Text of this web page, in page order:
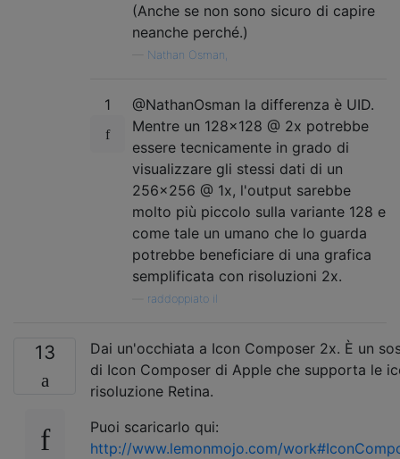
(Anche se non sono sicuro di capire
neanche perché.)
Nathan Osman,
1
@NathanOsman la differenza è UID.
Mentre un 128x128 @ 2x potrebbe
essere tecnicamente in grado di
visualizzare gli stessi dati di un
256x256 @ 1x, l'output sarebbe
molto più piccolo sulla variante 128 e
come tale un umano che lo guarda
potrebbe beneficiare di una grafica
semplificata con risoluzioni 2x.
raddoppiato il
13
Dai un'occhiata a Icon Composer 2x. È un
di Icon Composer di Apple che supporta le
risoluzione Retina.
Puoi scaricarlo qui:
http://www.lemonmojo.com/